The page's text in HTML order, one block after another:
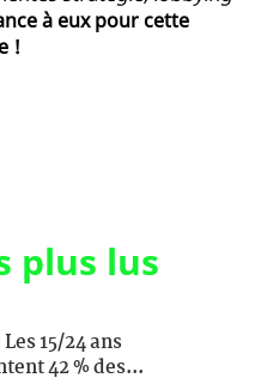
à eux pour cette
!
plus lus
15/24 ans
42 % des...